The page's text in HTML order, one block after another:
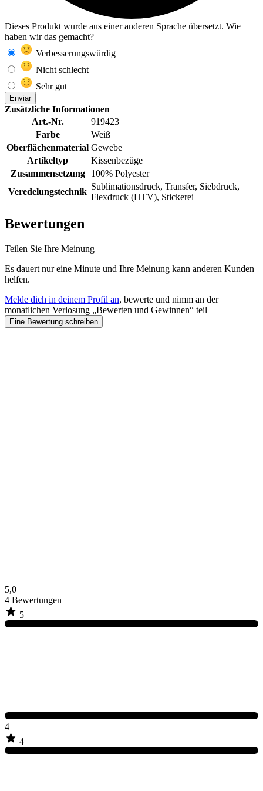
Dieses Produkt wurde aus einer anderen Sprache übersetzt. Wie
haben wir das gemacht?
Verbesserungswürdig
Nicht schlecht
Sehr gut
Enviar
Zusätzliche Informationen
Art.-Nr.
919423
Farbe
Weiß
Oberflächenmaterial Gewebe
Artikeltyp
Kissenbezüge
Zusammensetzung
100% Polyester
Veredelungstechnik
Sublimationsdruck, Transfer, Siebdruck,
Flexdruck (HTV), Stickerei
Bewertungen
Teilen Sie Ihre Meinung
Es dauert nur eine Minute und Ihre Meinung kann anderen Kunden
helfen.
Melde dich in deinem Profil an, bewerte und nimm an der
monatlichen Verlosung „Bewerten und Gewinnen“ teil
Eine Bewertung schreiben
5,0
4 Bewertungen
5
4
4